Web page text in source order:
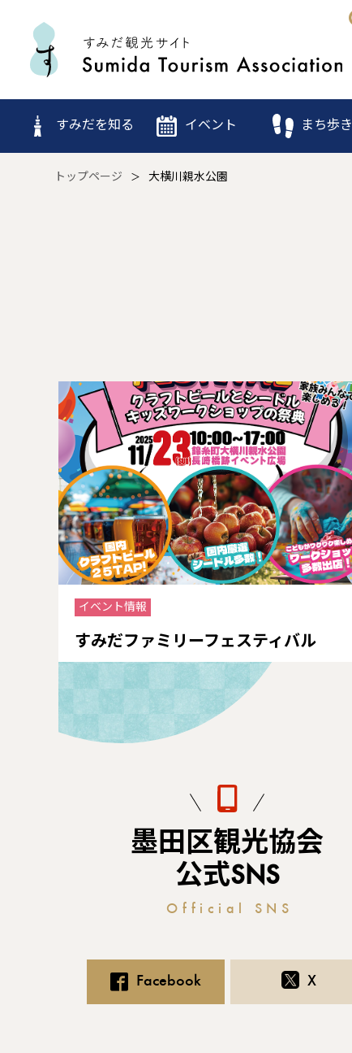
すみだを知る イベント まち歩き
トップページ 大横川親水公園
イベント情報
すみだファミリーフェスティバル
墨田区観光協会
公式SNS
Official SNS
Facebook X